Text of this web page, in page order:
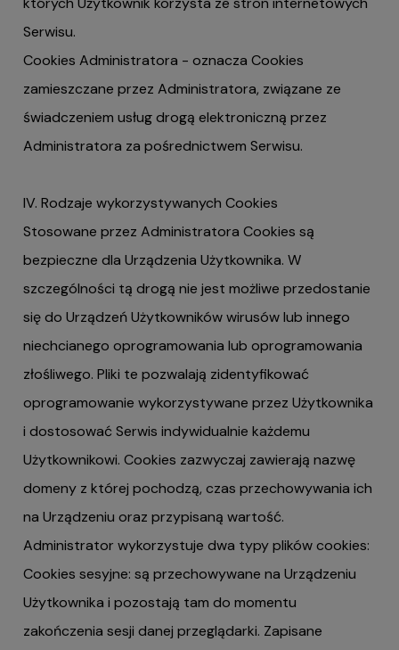
Serwisu.
Cookies Administratora - oznacza Cookies
zamieszczane przez Administratora, związane ze
świadczeniem usług drogą elektroniczną przez
Administratora za pośrednictwem Serwisu.
IV. Rodzaje wykorzystywanych Cookies
Stosowane przez Administratora Cookies są
bezpieczne dla Urządzenia Użytkownika. W
szczególności tą drogą nie jest możliwe przedostanie
się do Urządzeń Użytkowników wirusów lub innego
niechcianego oprogramowania lub oprogramowania
złośliwego. Pliki te pozwalają zidentyfikować
oprogramowanie wykorzystywane przez Użytkownika
i dostosować Serwis indywidualnie każdemu
Użytkownikowi. Cookies zazwyczaj zawierają nazwę
domeny z której pochodzą, czas przechowywania ich
na Urządzeniu oraz przypisaną wartość.
Administrator wykorzystuje dwa typy plików cookies:
Cookies sesyjne: są przechowywane na Urządzeniu
Użytkownika i pozostają tam do momentu
zakończenia sesji danej przeglądarki. Zapisane